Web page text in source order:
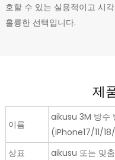
호할 수 있는 실용적이고 시
훌륭한 선택입니다.
제
이름
aikusu 3M 방수
(iPhone17/11/
상표
aikusu 또는 맞